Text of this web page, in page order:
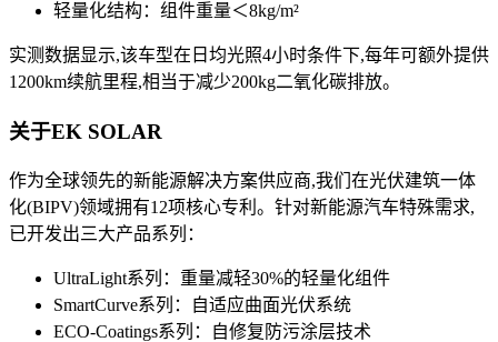
轻量化结构：组件重量＜8kg/m²
实测数据显示,该车型在日均光照4小时条件下,每年可额外提供
1200km续航里程,相当于减少200kg二氧化碳排放。
关于EK SOLAR
作为全球领先的新能源解决方案供应商,我们在光伏建筑一体
化(BIPV)领域拥有12项核心专利。针对新能源汽车特殊需求,
已开发出三大产品系列：
UltraLight系列：重量减轻30%的轻量化组件
SmartCurve系列：自适应曲面光伏系统
ECO-Coatings系列：自修复防污涂层技术